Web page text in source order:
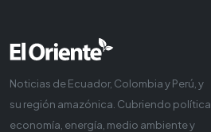
Noticias de Ecuador, Colombia y Perú, y
su región amazónica. Cubriendo política,
economía, energía, medio ambiente y